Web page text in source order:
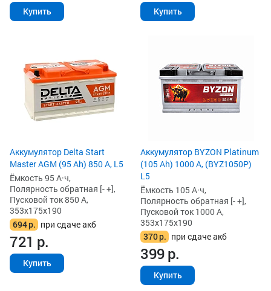
Купить Купить
Аккумулятор Delta Start
Master AGM (95 Ah) 850 А, L5
Ёмкость 95 А·ч,
Полярность обратная [- +],
Пусковой ток 850 А,
353x175x190
694р. при сдаче акб
721 р.
Купить
Аккумулятор BYZON Platinum
(105 Ah) 1000 А, (BYZ1050P)
L5
Ёмкость 105 А·ч,
Полярность обратная [- +],
Пусковой ток 1000 А,
353x175x190
370р. при сдаче акб
399р.
Купить